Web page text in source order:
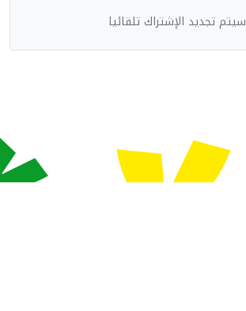
سيتم تجديد الإشتراك تلقائيا